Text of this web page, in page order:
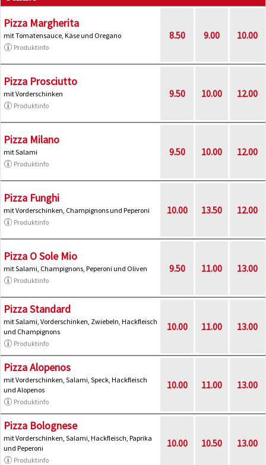
Pizza Margherita
mit Tomatensauce, Käse und Oregano
Produktinfo
8.50 9.00 10.00
Pizza Prosciutto
mit Vorderschinken
Produktinfo
9.50 10.00 12.00
Pizza Milano
mit Salami
Produktinfo
9.50 10.00 12.00
Pizza Funghi
mit Vorderschinken, Champignons und Peperoni
Produktinfo
10.00 13.50 12.00
Pizza O Sole Mio
mit Salami, Champignons, Peperoni und Oliven
Produktinfo
9.50 11.00 13.00
Pizza Standard
mit Salami, Vorderschinken, Zwiebeln, Hackfleisch
und Champignons
Produktinfo
10.00 11.00 13.00
Pizza Alopenos
mit Vorderschinken, Salami, Speck, Hackfleisch
und Alopenos
Produktinfo
10.00 11.00 13.00
Pizza Bolognese
mit Vorderschinken, Salami, Hackfleisch, Paprika
und Peperoni
Produktinfo
10.00 10.50 13.00